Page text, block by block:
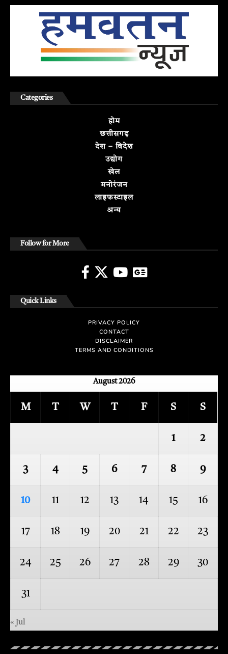
Categories
होम
छत्तीसगढ़
देश – विदेश
उद्योग
खेल
मनोरंजन
लाइफस्टाइल
अन्य
Follow for More
Quick Links
PRIVACY POLICY
CONTACT
DISCLAIMER
TERMS AND CONDITIONS
August 2026
M T W T F S S
1 2
3 4 5 6 7 8 9
10 11 12 13 14 15 16
17 18 19 20 21 22 23
24 25 26 27 28 29 30
31
« Jul